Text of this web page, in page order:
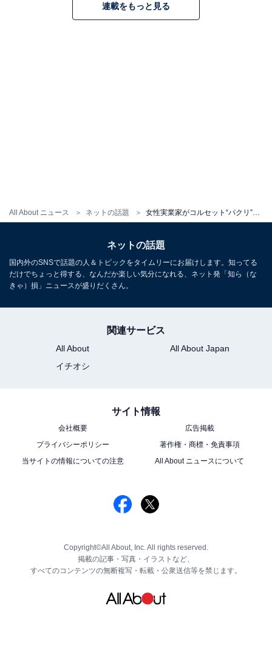
All About ニュース ネットの話題
連載をもっと見る
ネットの話題
国内外のSNSで話題の人＆トピックをタイムリーにお届けします。知ってる
だけでちょっと得する、なんだか楽しい気分になれる、ネット発「知ら（な
きゃ）損」ニュースが盛りだくさん。
関連サービス
All About
All About Japan
イチオシ
サイト情報
会社概要
広告掲載
プライバシーポリシー
著作権・商標・免責事項
当サイトの情報についての注意
All About ニュースについて
Copyright©All About, Inc. All rights reserved.
掲載の記事・写真・イラストなど、
すべてのコンテンツの無断複写・転載・公衆送信等を禁じます。